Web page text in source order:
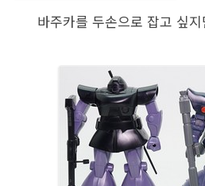
바주카를 두손으로 잡고 싶